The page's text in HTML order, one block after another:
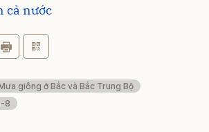
cả nước
giông ở Bắc và Bắc Trung Bộ
8